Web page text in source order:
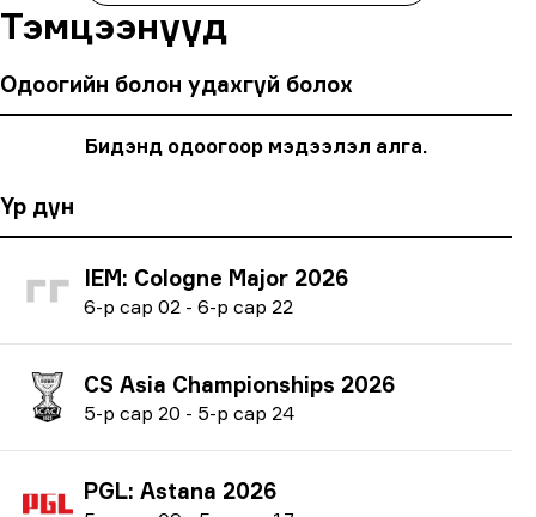
Тэмцээнүүд
Одоогийн болон удахгүй болох
Бидэнд одоогоор мэдээлэл алга.
Үр дүн
IEM: Cologne Major 2026
6-р сар 02 - 6-р сар 22
CS Asia Championships 2026
5-р сар 20 - 5-р сар 24
PGL: Astana 2026